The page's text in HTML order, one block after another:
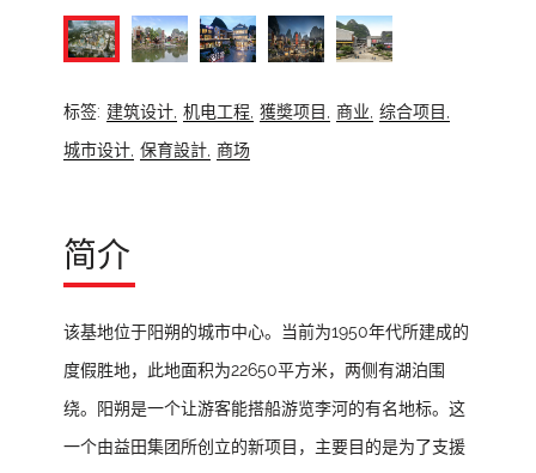
标签: 建筑设计, 机电工程, 獲奬项目, 商业, 综合项目,
城市设计, 保育設計, 商场
简介
该基地位于阳朔的城市中心。当前为1950年代所建成的
度假胜地，此地面积为22650平方米，两侧有湖泊围
绕。阳朔是一个让游客能搭船游览李河的有名地标。这
一个由益田集团所创立的新项目，主要目的是为了支援